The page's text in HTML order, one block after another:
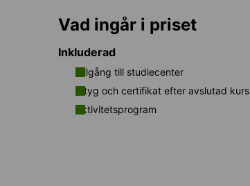
Vad ingår i priset
Inkluderad
Tillgång till studiecenter
Intyg och certifikat efter avslutad kurs
Aktivitetsprogram